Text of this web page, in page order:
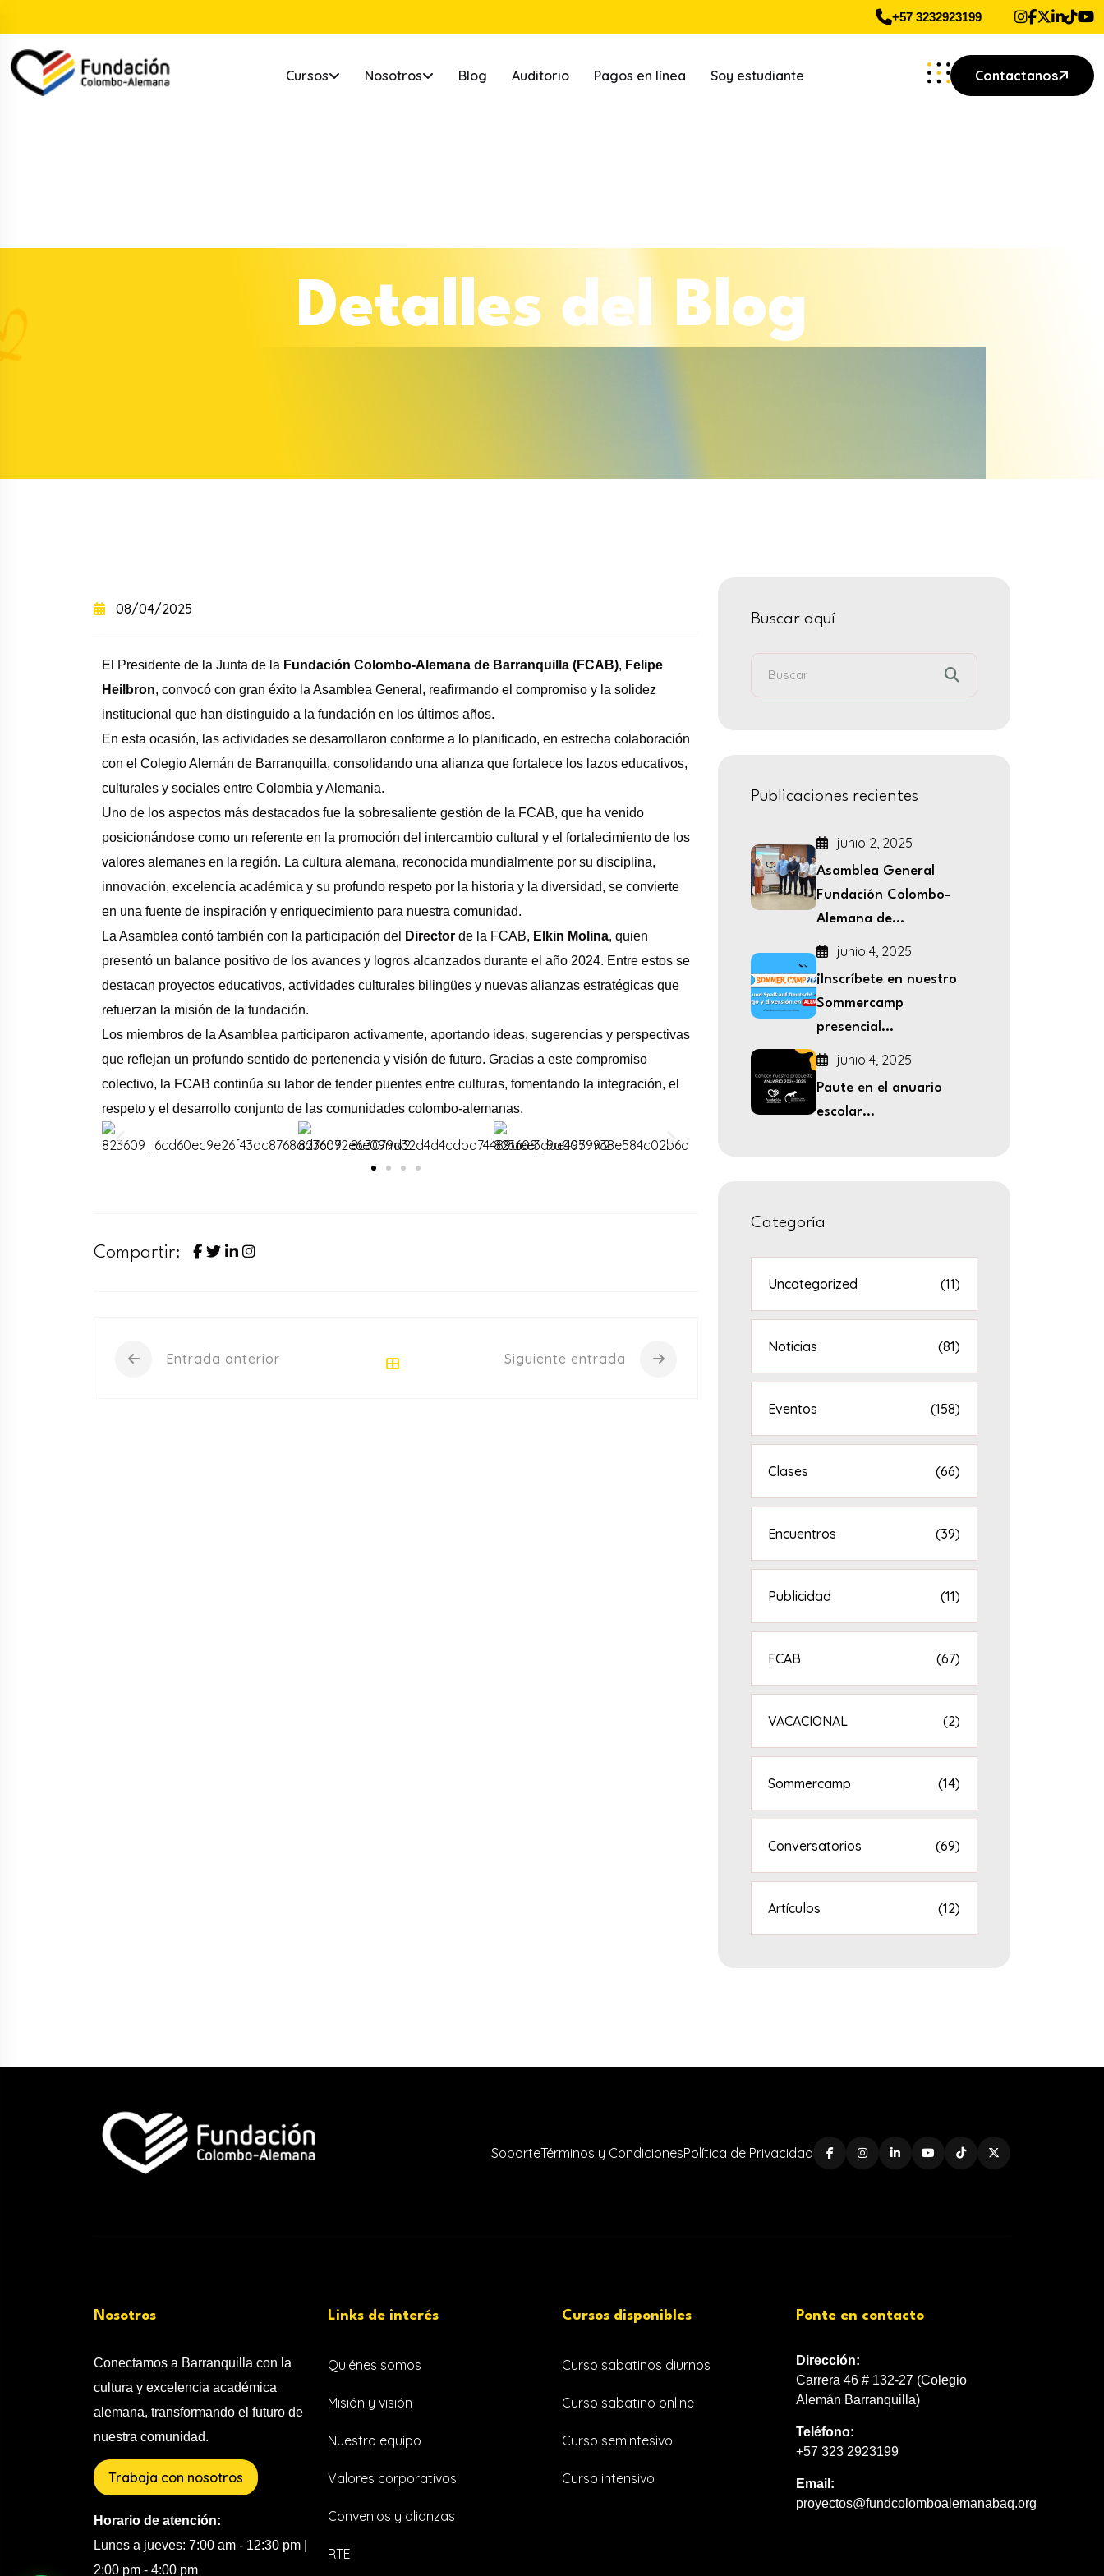
+57 3232923199
Cursos Nosotros Blog Auditorio Pagos en línea Soy estudiante Contactanos
+ Curso semintensivo
Detalles del Blog
08/04/2025
El Presidente de la Junta de la Fundación Colombo-Alemana de Barranquilla (FCAB), Felipe
Heilbron, convocó con gran éxito la Asamblea General, reafirmando el compromiso y la solidez
institucional que han distinguido a la fundación en los últimos años.
En esta ocasión, las actividades se desarrollaron conforme a lo planificado, en estrecha colaboración
con el Colegio Alemán de Barranquilla, consolidando una alianza que fortalece los lazos educativos,
culturales y sociales entre Colombia y Alemania.
Uno de los aspectos más destacados fue la sobresaliente gestión de la FCAB, que ha venido
posicionándose como un referente en la promoción del intercambio cultural y el fortalecimiento de los
valores alemanes en la región. La cultura alemana, reconocida mundialmente por su disciplina,
innovación, excelencia académica y su profundo respeto por la historia y la diversidad, se convierte
en una fuente de inspiración y enriquecimiento para nuestra comunidad.
La Asamblea contó también con la participación del
Director de la FCAB, Elkin Molina, quien
presentó un balance positivo de los avances y logros alcanzados durante el año 2024. Entre estos se
destacan proyectos educativos, actividades culturales bilingües y nuevas alianzas estratégicas que
refuerzan la misión de la fundación.
Los miembros de la Asamblea participaron activamente, aportando ideas, sugerencias y perspectivas
que reflejan un profundo sentido de pertenencia y visión de futuro. Gracias a este compromiso
colectivo, la FCAB continúa su labor de tender puentes entre culturas, fomentando la integración, el
respeto y el desarrollo conjunto de las comunidades colombo-alemanas.
Compartir:
Entrada anterior Siguiente entrada
Buscar aquí
Publicaciones recientes
junio 2, 2025
Asamblea General
Fundación Colombo-
Alemana de...
junio 4, 2025
¡Inscríbete en nuestro
Sommercamp
presencial...
junio 4, 2025
Paute en el anuario
escolar...
Categoría
Uncategorized (11)
Noticias (81)
Eventos (158)
Clases (66)
Encuentros (39)
Publicidad (11)
FCAB (67)
VACACIONAL (2)
Sommercamp (14)
Conversatorios (69)
Artículos (12)
SoporteTérminos y CondicionesPolítica de Privacidad
Nosotros
Conectamos a Barranquilla con la
cultura y excelencia académica
alemana, transformando el futuro de
nuestra comunidad.
Trabaja con nosotros
Horario de atención:
Lunes a jueves: 7:00 am - 12:30 pm |
2:00 pm - 4:00 pm
Links de interés
Quiénes somos
Misión y visión
Nuestro equipo
Valores corporativos
Convenios y alianzas
RTE
Cursos disponibles
Curso sabatinos diurnos
Curso sabatino online
Curso semintesivo
Curso intensivo
Ponte en contacto
Dirección:
Carrera 46 # 132-27 (Colegio
Alemán Barranquilla)
Teléfono:
+57 323 2923199
Email:
proyectos@fundcolomboalemanabaq.org